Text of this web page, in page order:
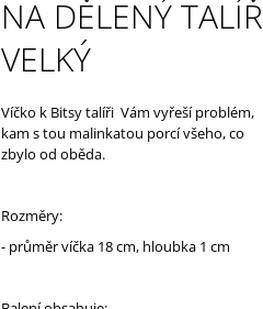
NA DĚLENÝ TALÍŘ
VELKÝ
Víčko k Bitsy talíři Vám vyřeší problém,
kam s tou malinkatou porcí všeho, co
zbylo od oběda.
Rozměry:
- průměr víčka 18 cm, hloubka 1 cm
369 Kč